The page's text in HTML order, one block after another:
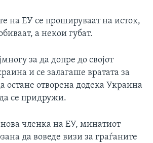
на ЕУ се прошируваат на исток,
а некои губат.
за да допре до својот
и се залагаше вратата за
остане отворена додека Украина
се придружи.
членка на ЕУ, минатиот
да воведе визи за граѓаните